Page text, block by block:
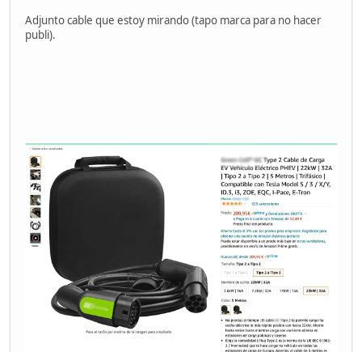
Adjunto cable que estoy mirando (tapo marca para no hacer
publi).